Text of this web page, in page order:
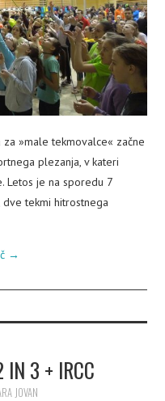
»male tekmovalce« začne
plezanja, v kateri
Letos je na sporedu 7
tekmi hitrostnega
→
IN 3 + IRCC
JOVAN